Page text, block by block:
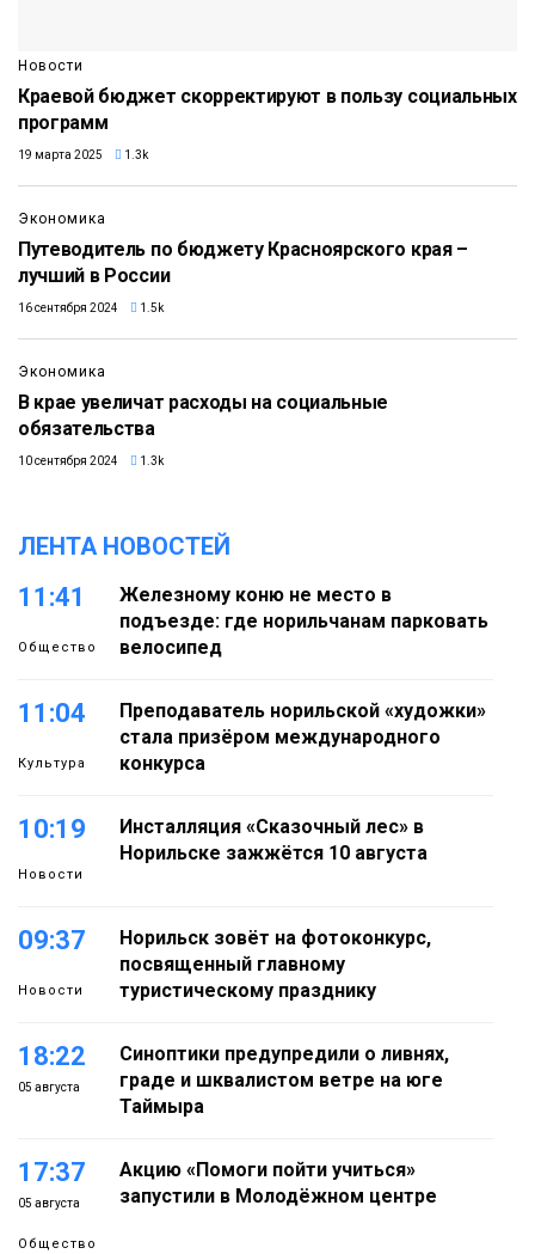
Новости
Краевой бюджет скорректируют в пользу социальных
программ
19 марта 2025 1.3k
Экономика
Путеводитель по бюджету Красноярского края –
лучший в России
16 сентября 2024 1.5k
Экономика
В крае увеличат расходы на социальные
обязательства
10 сентября 2024 1.3k
ЛЕНТА НОВОСТЕЙ
11:41
Общество
Железному коню не место в
подъезде: где норильчанам парковать
велосипед
11:04
Культура
Преподаватель норильской «художки»
стала призёром международного
конкурса
10:19
Новости
Инсталляция «Сказочный лес» в
Норильске зажжётся 10 августа
09:37
Новости
Норильск зовёт на фотоконкурс,
посвященный главному
туристическому празднику
18:22
05 августа
Синоптики предупредили о ливнях,
граде и шквалистом ветре на юге
Таймыра
17:37
05 августа
Общество
Акцию «Помоги пойти учиться»
запустили в Молодёжном центре